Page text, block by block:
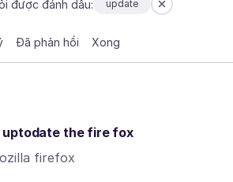
được đánh dấu: update
Đã phản hồi Xong
the fire fox
firefox